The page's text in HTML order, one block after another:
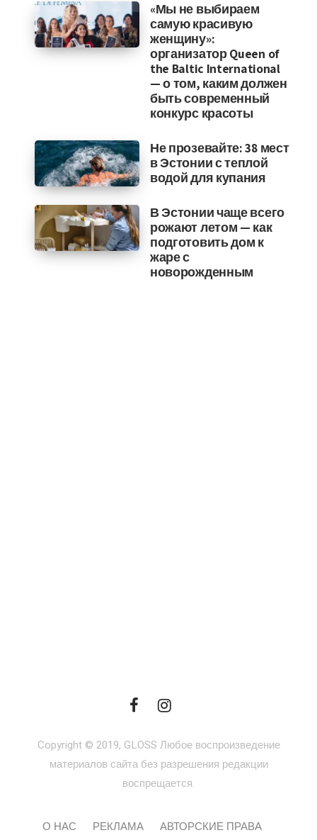
«Мы не выбираем
самую красивую
женщину»:
организатор Queen of
the Baltic International
— о том, каким должен
быть современный
конкурс красоты
Не прозевайте: 38 мест
в Эстонии с теплой
водой для купания
В Эстонии чаще всего
рожают летом — как
подготовить дом к
жаре с
новорожденным
Copyright © 2019, GLOSS Любое воспроизведение
материалов сайта без разрешения редакции
воспрещается.
О НАС РЕКЛАМА АВТОРСКИЕ ПРАВА